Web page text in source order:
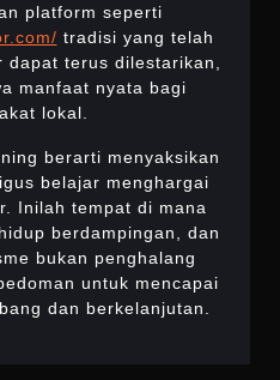
platform seperti
tradisi yang telah
terus dilestarikan,
manfaat nyata bagi
lokal.
berarti menyaksikan
belajar menghargai
Inilah tempat di mana
berdampingan, dan
bukan penghalang
untuk mencapai
dan berkelanjutan.